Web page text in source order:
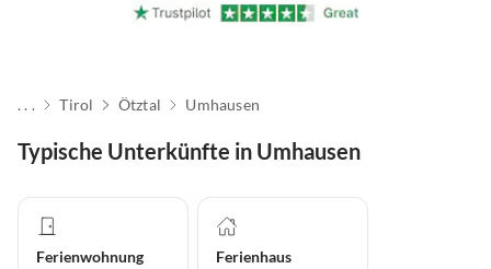
. . . Tirol Ötztal Umhausen
Typische Unterkünfte in Umhausen
Ferienwohnung Ferienhaus